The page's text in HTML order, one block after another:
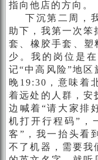
指向他店的方向。
下沉第二周，
助下，我第一次笨
套、橡胶手套、塑
少。我的岗位是
记“中高风险”地区
晚19:30，意味着
着远处的人群，安
边喊着“请大家排
机打开行程码”，
客”，我一抬头看
不了机器，需要我